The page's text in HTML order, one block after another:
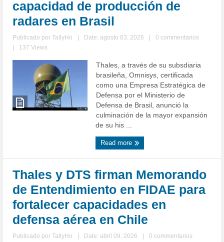
capacidad de producción de
radares en Brasil
Publicado porTallyHo Date: agosto 03, 2026
0 commentarios
137 Views
Thales, a través de su subsdiaria
brasileña, Omnisys, certificada
como una Empresa Estratégica de
Defensa por el Ministerio de
Defensa de Brasil, anunció la
culminación de la mayor expansión
de su his ...
Read more
Thales y DTS firman Memorando
de Entendimiento en FIDAE para
fortalecer capacidades en
defensa aérea en Chile
Publicado porTallyHo Date: abril 09, 2026
0 commentarios